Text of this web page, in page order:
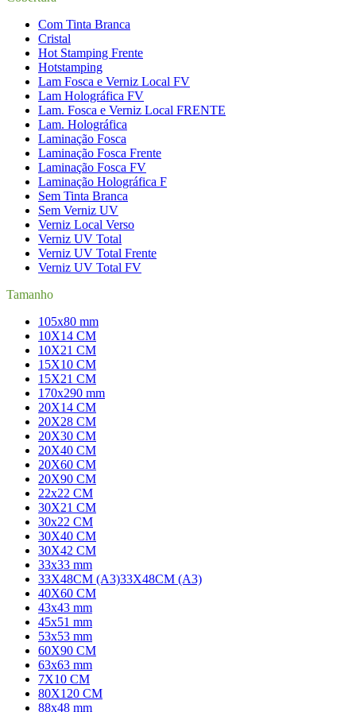
Com Tinta Branca
Cristal
Hot Stamping Frente
Hotstamping
Lam Fosca e Verniz Local FV
Lam Holográfica FV
Lam. Fosca e Verniz Local FRENTE
Lam. Holográfica
Laminação Fosca
Laminação Fosca Frente
Laminação Fosca FV
Laminação Holográfica F
Sem Tinta Branca
Sem Verniz UV
Verniz Local Verso
Verniz UV Total
Verniz UV Total Frente
Verniz UV Total FV
Tamanho
105x80 mm
10X14 CM
10X21 CM
15X10 CM
15X21 CM
170x290 mm
20X14 CM
20X28 CM
20X30 CM
20X40 CM
20X60 CM
20X90 CM
22x22 CM
30X21 CM
30x22 CM
30X40 CM
30X42 CM
33x33 mm
33X48CM (A3)33X48CM (A3)
40X60 CM
43x43 mm
45x51 mm
53x53 mm
60X90 CM
63x63 mm
7X10 CM
80X120 CM
88x48 mm